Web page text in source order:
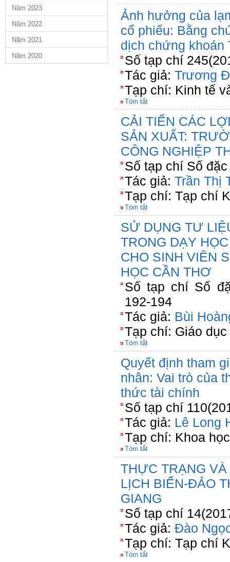
Năm 2023
Năm 2022
Năm 2021
Năm 2020
Ảnh hưởng của
cổ phiếu: Bằng
dịch chứng khoán
Số tạp chí
Tác giả: Trương
Tạp chí: Kinh tế
Tóm tắt
CẢI TIẾN CÁC
SẢN XUẤT:
CÔNG NGHIỆP
Số tạp chí Số
Tác giả: Trần Thị
Tạp chí: Tạp chí
Tóm tắt
SỬ DỤNG TƯ
TRONG DẠY
CHO SINH VIÊN
HỌC CẦN THƠ
Số tạp chí Số
192-194
Tác giả: Bùi
Tạp chí: Giáo dục
Tóm tắt
Quyết định tham
nhân: Vai trò của
thức tài chính
Số tạp chí
Tác giả: Lê Long
Tạp chí: Khoa
Tóm tắt
THỰC TRẠNG
LỊCH BIỂN-ĐẢO
GIANG
Số tạp chí
Tác giả: Đào
Tạp chí: Tạp chí
Tóm tắt